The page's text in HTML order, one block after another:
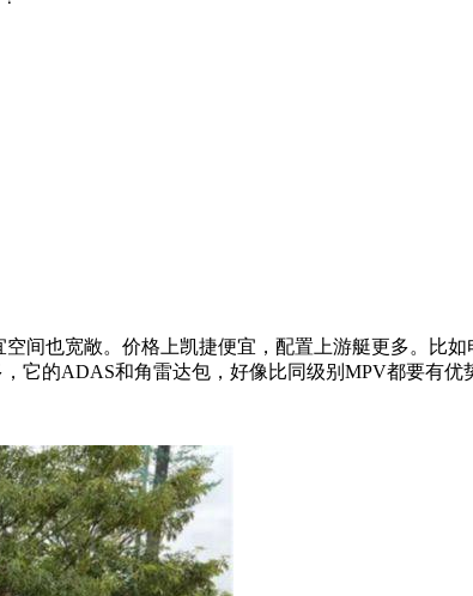
间也宽敞。价格上凯捷便宜，配置上游艇更多。比
它的ADAS和角雷达包，好像比同级别MPV都要有优